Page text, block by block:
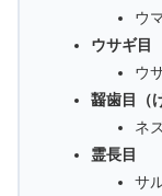
ウ
ウサギ目
ウ
齧歯目（
ネ
霊長目
サ